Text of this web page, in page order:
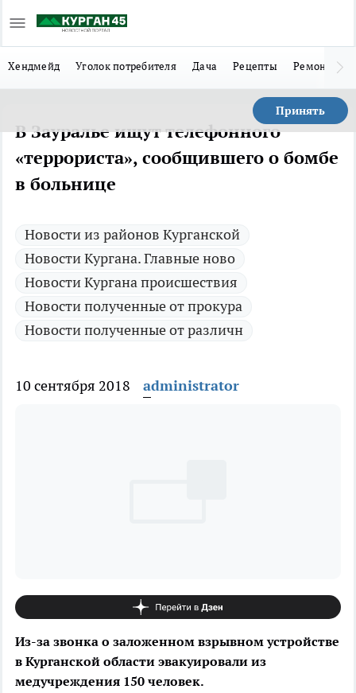
Хендмейд Уголок потребителя Дача Рецепты Ремонт
Принять
В Зауралье ищут телефонного
«террориста», сообщившего о бомбе
в больнице
Новости из районов Курганской
Новости Кургана. Главные ново
Новости Кургана происшествия
Новости полученные от прокура
Новости полученные от различн
10 сентября 2018 administrator
Из-за звонка о заложенном взрывном устройстве
в Курганской области эвакуировали из
медучреждения 150 человек.